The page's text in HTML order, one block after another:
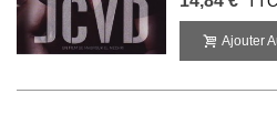
Ajouter